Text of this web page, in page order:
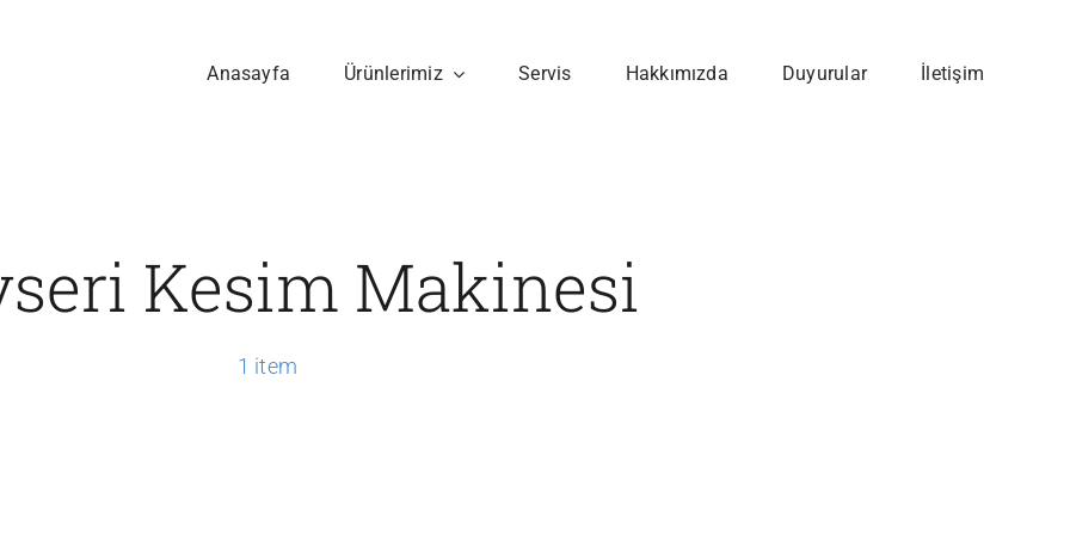
Anasayfa Ürünlerimiz Servis Hakkımızda Duyurular İletişim
Kesim Makinesi
1 item